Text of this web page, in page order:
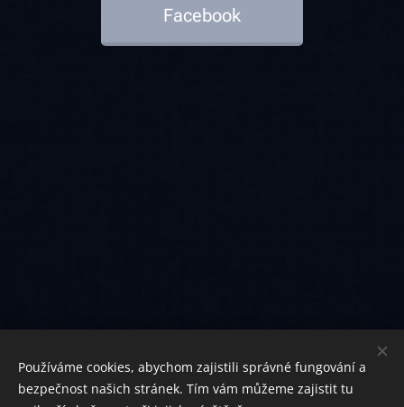
Facebook
Používáme cookies, abychom zajistili správné fungování a
bezpečnost našich stránek. Tím vám můžeme zajistit tu